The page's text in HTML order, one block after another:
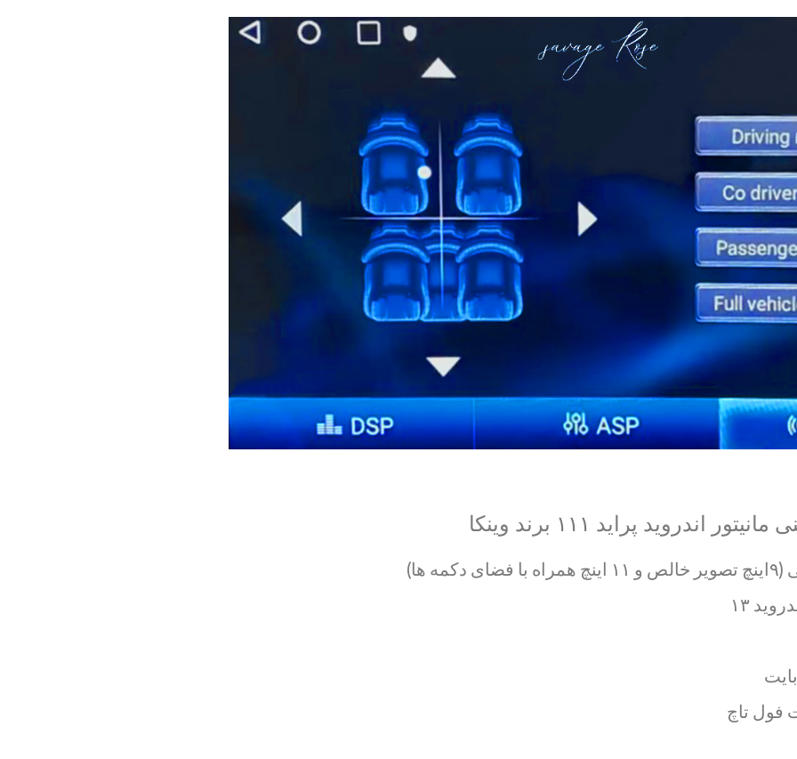
مانیتور اندروید پراید ۱۱۱ برند وینکا
۱۳
فول تاچ